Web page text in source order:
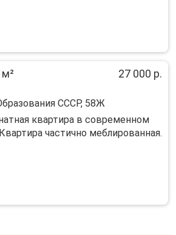
27 000 р.
СССР, 58Ж
квартира в современном
частично меблированная.